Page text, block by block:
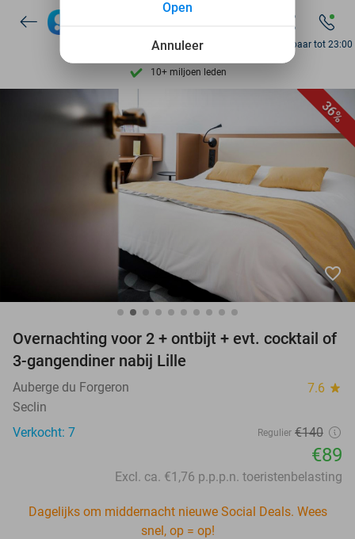
7 dagen per week beschikbaar
10+ miljoen leden
9,4 op basis van
7 dagen per week beschikbaar
10+ miljoen leden
Bereikbaar tot 23:00
36%
favorite_border
Overnachting voor 2 + ontbijt + evt. cocktail of
3-gangendiner nabij Lille
Auberge du Forgeron 7.6 star
Seclin
Verkocht: 7
Regulier €140
€89
Excl. ca. €1,76 p.p.p.n. toeristenbelasting
Dagelijks om middernacht nieuwe Social Deals. Wees
snel, op = op!
Annuleer
Open